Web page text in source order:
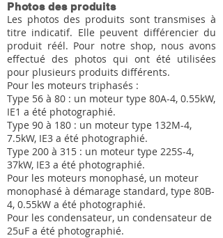
Photos des produits
Les photos des produits sont transmises à
titre indicatif. Elle peuvent différencier du
produit réél. Pour notre shop, nous avons
effectué des photos qui ont été utilisées
pour plusieurs produits différents.
Pour les moteurs triphasés :
Type 56 à 80 : un moteur type 80A-4, 0.55kW,
IE1 a été photographié.
Type 90 à 180 : un moteur type 132M-4,
7.5kW, IE3 a été photographié.
Type 200 à 315 : un moteur type 225S-4,
37kW, IE3 a été photographié.
Pour les moteurs monophasé, un moteur
monophasé à démarage standard, type 80B-
4, 0.55kW a été photographié.
Pour les condensateur, un condensateur de
25uF a été photographié.